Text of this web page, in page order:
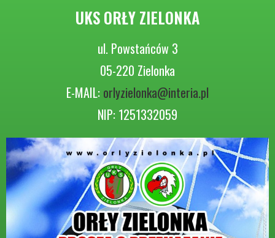
UKS ORŁY ZIELONKA
ul. Powstańców 3
05-220 Zielonka
E-MAIL: orlyzielonka@interia.pl
NIP: 1251332059